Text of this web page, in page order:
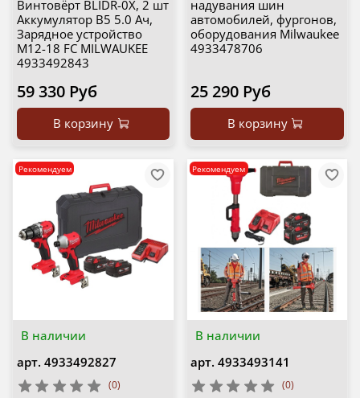
Винтовёрт BLIDR-0X, 2 шт
Аккумулятор B5 5.0 Ач,
Зарядное устройство
M12-18 FC MILWAUKEE
4933492843
59 330 Руб
В корзину
надувания шин
автомобилей, фургонов,
оборудования Milwaukee
4933478706
25 290 Руб
В корзину
В наличии
Рекомендуем
арт. 4933492827
(0)
В наличии
Рекомендуем
арт. 4933493141
(0)